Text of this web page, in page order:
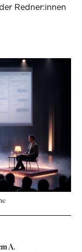
Redner:innen
A.